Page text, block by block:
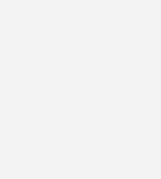
Eltron-Fachpartner zu Profis in
neuen Wärmepumpen-